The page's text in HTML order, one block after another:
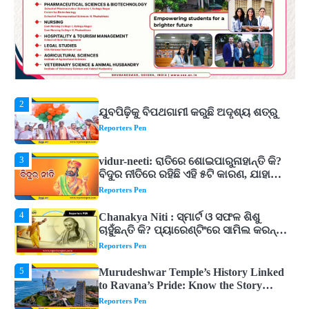
ଖୋଲିଲା
ଯୁବପିଢ଼ିକୁ ବିପଥଗାମୀ କରୁଛି ଅଦୃଶ୍ୟ ଶତ୍ରୁ
Reporters Pen
3
vidur-neeti: ରାତିରେ ଶୋଇପାରୁନାହାନ୍ତି କି?
ବିଦୁର ନୀତିରେ ରହିଛି ଏହି ୫ଟି କାରଣ, ଯାହା
ଉଡ଼ାଇ ଦିଏ ନିଦ
Reporters Pen
4
Chanakya Niti : ସ୍ମାର୍ଟ ଓ ସଫଳ ଶିଶୁ
ଚାହୁଁଛନ୍ତି କି? ପ୍ୟାରେଣ୍ଟିଂରେ ସାମିଲ କରନ୍ତୁ
ଚାଣକ୍ୟଙ୍କ ଏହି ୬ଟି କଥା
Reporters Pen
5
Murudeshwar Temple’s History Linked
to Ravana’s Pride: Know the Story
Behind the 123-Foot Shiva Statue by the
Sea
Reporters Pen
1
ମହାନଦୀରେ ବଢୁଛି ପାଣି, ହୀରାକୁଦରେ ୧୨ ଗେଟ୍
ଖୋଲିଲା
Reporters Pen